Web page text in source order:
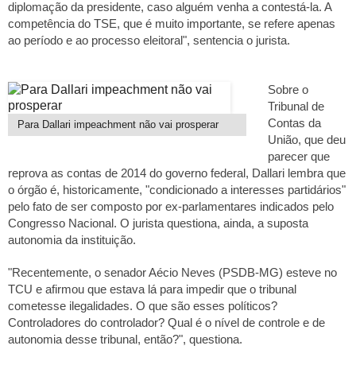
diplomação da presidente, caso alguém venha a contestá-la. A
competência do TSE, que é muito importante, se refere apenas
ao período e ao processo eleitoral", sentencia o jurista.
Para Dallari impeachment não vai prosperar
Sobre o
Tribunal de
Contas da
União, que deu
parecer que
reprova as contas de 2014 do governo federal, Dallari lembra que
o órgão é, historicamente, "condicionado a interesses partidários"
pelo fato de ser composto por ex-parlamentares indicados pelo
Congresso Nacional. O jurista questiona, ainda, a suposta
autonomia da instituição.
"Recentemente, o senador Aécio Neves (PSDB-MG) esteve no
TCU e afirmou que estava lá para impedir que o tribunal
cometesse ilegalidades. O que são esses políticos?
Controladores do controlador? Qual é o nível de controle e de
autonomia desse tribunal, então?", questiona.